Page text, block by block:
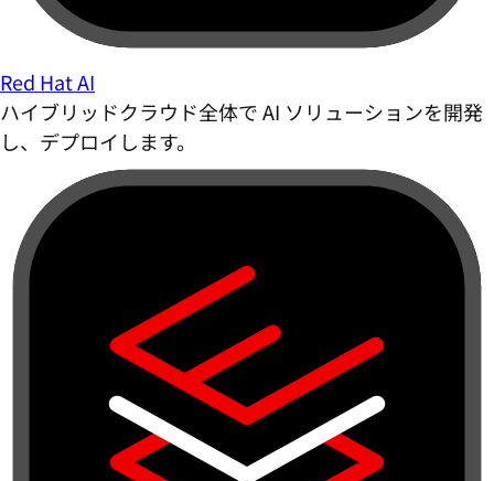
Red Hat AI
ハイブリッドクラウド全体で AI ソリューションを開発
し、デプロイします。